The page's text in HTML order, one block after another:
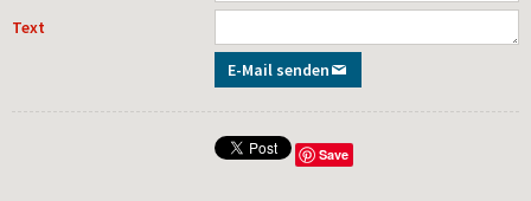
Text
E-Mail senden
Save